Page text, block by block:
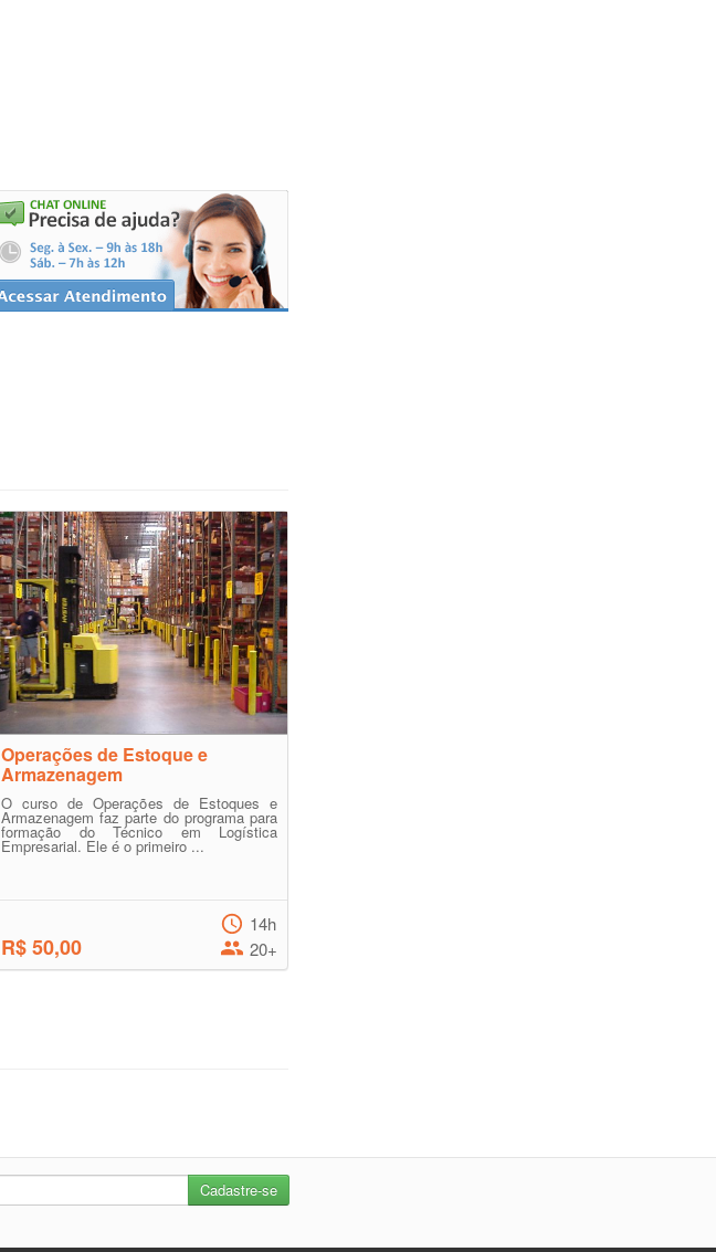
Operações de Estoque e
Armazenagem
O curso de Operações de Estoques e
Armazenagem faz parte do programa para
formação do Técnico em Logística
Empresarial. Ele é o primeiro ...
R$ 50,00
14h
20+